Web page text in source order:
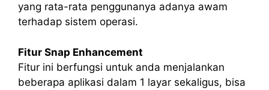
yang rata-rata penggunanya adanya awam
terhadap sistem operasi.
Fitur Snap Enhancement
Fitur ini berfungsi untuk anda menjalankan
beberapa aplikasi dalam 1 layar sekaligus, bisa